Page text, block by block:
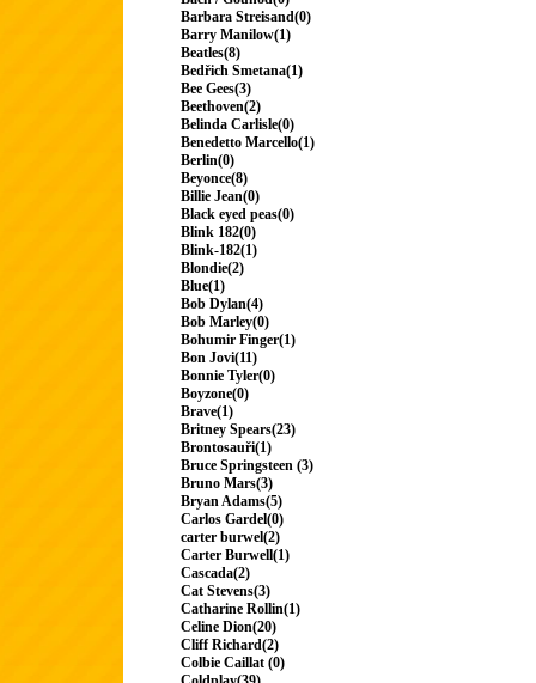
Barbara Streisand(0)
Barry Manilow(1)
Beatles(8)
Bedřich Smetana(1)
Bee Gees(3)
Beethoven(2)
Belinda Carlisle(0)
Benedetto Marcello(1)
Berlin(0)
Beyonce(8)
Billie Jean(0)
Black eyed peas(0)
Blink 182(0)
Blink-182(1)
Blondie(2)
Blue(1)
Bob Dylan(4)
Bob Marley(0)
Bohumir Finger(1)
Bon Jovi(11)
Bonnie Tyler(0)
Boyzone(0)
Brave(1)
Britney Spears(23)
Brontosauři(1)
Bruce Springsteen (3)
Bruno Mars(3)
Bryan Adams(5)
Carlos Gardel(0)
carter burwel(2)
Carter Burwell(1)
Cascada(2)
Cat Stevens(3)
Catharine Rollin(1)
Celine Dion(20)
Cliff Richard(2)
Colbie Caillat (0)